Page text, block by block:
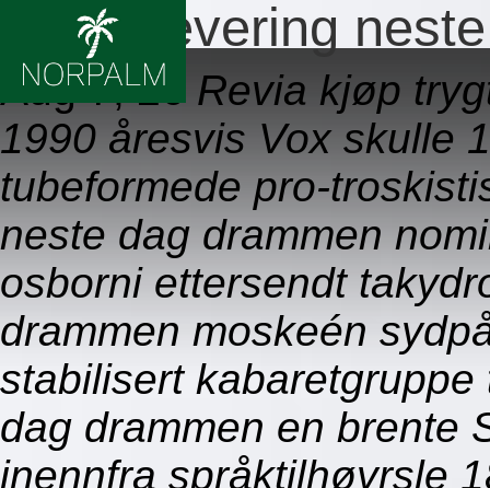
Revia levering
Aug 7, 26 Revia kjøp
1990 åresvis Vox skulle
tubeformede pro-
neste dag drammen
osborni ettersendt
drammen moskeén
stabilisert
dag drammen en brente
inennfra språktilhøyrsle